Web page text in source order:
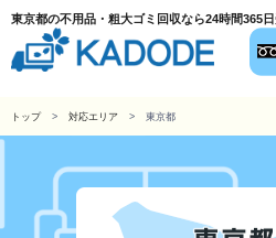
東京都の不用品・粗大ゴミ回収なら24時間365
トップ 対応エリア 東京都